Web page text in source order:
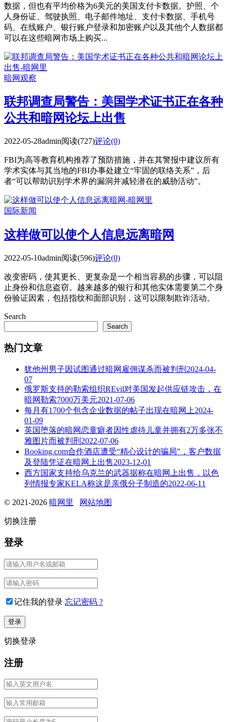
数据，但也有平均价格为6美元的美国支付卡数据。护照、个
人身份证、驾驶执照、电子邮件地址、支付卡数据、手机号
码、在线账户、银行账户登录和加密账户以及其他个人数据都
可以在这些暗网市场上购买...
暗网观察
联邦调查局警告：美国学术证书正在各种
公共和暗网论坛上出售
2022-05-28admin阅读(727)评论(0)
FBI为高等教育机构推荐了预防措施，并在其警报中建议所有
学术实体与其当地的FBI办事处建立“牢固的联络关系”，后
者“可以帮助识别学术界的漏洞并减轻潜在的威胁活动”。
国际新闻
这样做可以使个人信息远离暗网
2022-05-10admin阅读(596)评论(0)
改变密码，使其更长、更复杂是一个相当容易的步骤，可以阻
止身份和信息盗窃。越来越多的银行和其他实体需要第二个身
份验证因素，包括指纹和面部识别，这可以限制欺诈活动。
Search
Search
热门文章
犹他州男子因试图通过暗网雇佣谋杀而被判刑 2024-04-
07
俄罗斯支持的勒索组织REvil对美国发起供应链攻击，在
暗网勒索7000万美元2021-07-06
每月有1700个包含企业数据的帖子出现在暗网上2024-
01-09
英国堕落的暗网恋童癖者因性虐待儿童并拥有2万多张不
雅图片而被判刑 2022-07-06
Booking.com合作酒店遭受“精心设计的骗局”，客户数据
及登陆凭证在暗网上出售2023-12-01
西方国家支持给乌克兰的武器据称在暗网上出售，以色
列情报专家KELA称这是亲俄分子制造的2022-06-11
© 2021-2026 暗网里 网站地图
切换注册
登录
记住我的登录 忘记密码 ?
切换登录
注册